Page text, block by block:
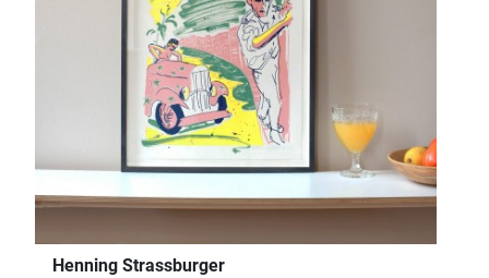
Henning Strassburger